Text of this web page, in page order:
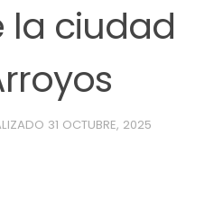
la ciudad
31 OCTUBRE, 2025